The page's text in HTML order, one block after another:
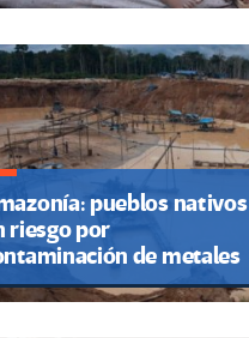
pueblos nativos
riesgo por
de metales